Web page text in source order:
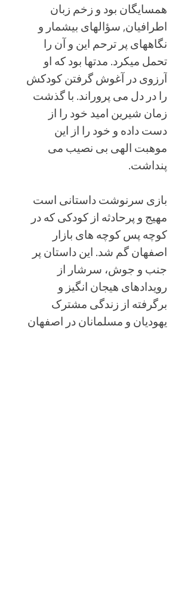
همسایگان بود و زخم زبان
اطرافیان, سؤالهای بیشمار و
نگاههای پر ترحم این و آن را
تحمل میکرد. مدتها بود که او
آرزوی در آغوش گرفتن کودکش
را در دل می پروراند. با گذشت
زمان شیرین امید خود را از
دست داده و خود را از این
موهبت الهی بی نصیب می
پنداشت.
بازی سرنوشت داستانی است
مهیج و پرحادثه از کودکی که در
کوچه پس کوچه های بازار
اصفهان گم شد. این داستان پر
جنب و جوش، سرشار از
رویدادهای هیجان انگیز و
برگرفته از زندگی مشترک
یهودیان و مسلمانان در اصفهان